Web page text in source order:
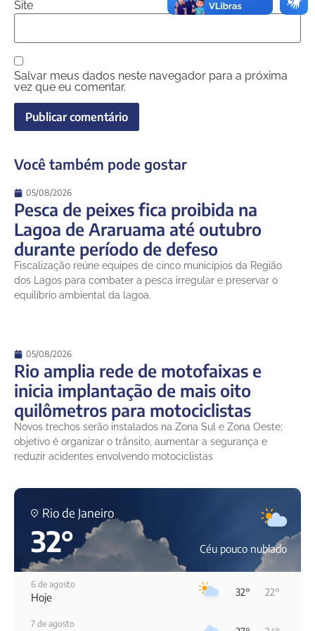
Site
Salvar meus dados neste navegador para a próxima
vez que eu comentar.
Você também pode gostar
05/08/2026
Pesca de peixes fica proibida na
Lagoa de Araruama até outubro
durante período de defeso
Fiscalização reúne equipes de cinco municípios da Região
dos Lagos para combater a pesca irregular e preservar o
equilíbrio ambiental da lagoa.
05/08/2026
Rio amplia rede de motofaixas e
inicia implantação de mais oito
quilômetros para motociclistas
Novos trechos serão instalados na Zona Sul e Zona Oeste;
objetivo é organizar o trânsito, aumentar a segurança e
reduzir acidentes envolvendo motociclistas
Rio de Janeiro
32° Céu pouco nublado
6 de agosto
Hoje 32° 22°
7 de agosto